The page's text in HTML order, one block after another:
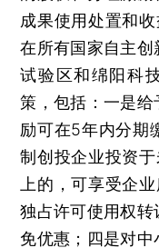
成果使用处置和
在所有国家自主
试验区和绵阳科
策，包括：一是
励可在5年内分期
制创投企业投资
上的，可享受企
独占许可使用权
免优惠；四是对